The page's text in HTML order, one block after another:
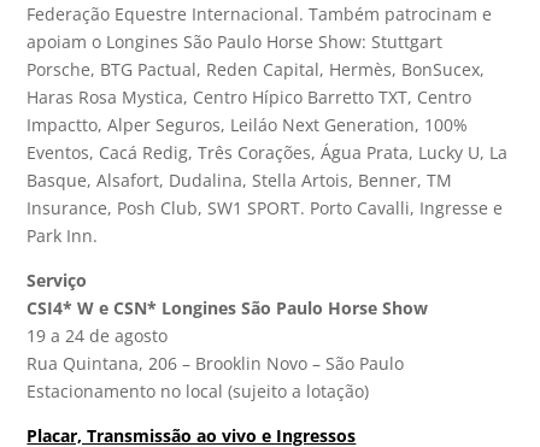
Federação Equestre Internacional. Também patrocinam e
apoiam o Longines São Paulo Horse Show: Stuttgart
Porsche, BTG Pactual, Reden Capital, Hermès, BonSucex,
Haras Rosa Mystica, Centro Hípico Barretto TXT, Centro
Impactto, Alper Seguros, Leiláo Next Generation, 100%
Eventos, Cacá Redig, Três Corações, Água Prata, Lucky U, La
Basque, Alsafort, Dudalina, Stella Artois, Benner, TM
Insurance, Posh Club, SW1 SPORT. Porto Cavalli, Ingresse e
Park Inn.
Serviço
CSI4* W e CSN* Longines São Paulo Horse Show
19 a 24 de agosto
Rua Quintana, 206 – Brooklin Novo – São Paulo
Estacionamento no local (sujeito a lotação)
Placar, Transmissão ao vivo e Ingressos